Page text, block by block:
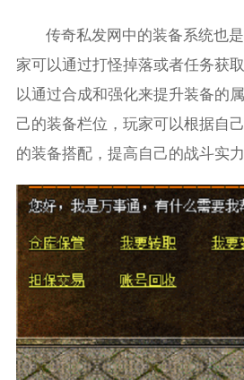
传奇私发网中的装备系统也
家可以通过打怪掉落或者任务获
以通过合成和强化来提升装备的
己的装备栏位，玩家可以根据自
的装备搭配，提高自己的战斗实力